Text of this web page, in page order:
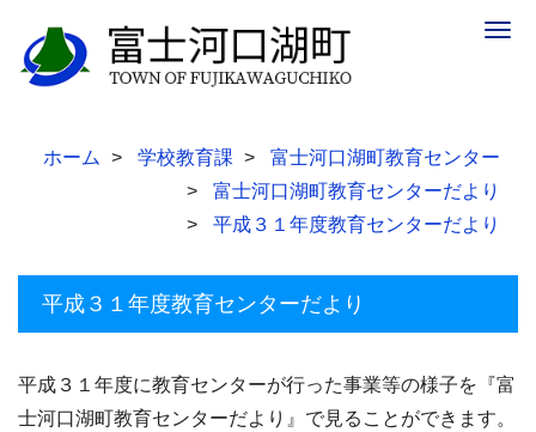
ホーム 学校教育課
富士河口湖町教育センター
富士河口湖町教育センターだより
平成３１年度教育センターだより
平成３１年度教育センターだより
平成３１年度に教育センターが行った事業等の様子を『富
士河口湖町教育センターだより』で見ることができます。